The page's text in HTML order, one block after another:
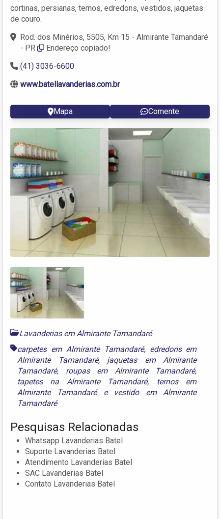
cortinas, persianas, ternos, edredons, vestidos, jaquetas
de couro.
Rod. dos Minérios, 5505, Km 15 - Almirante Tamandaré
- PR
Endereço copiado!
(41) 3036-6600
www.batellavanderias.com.br
Mapa Comente
Lavanderias em Almirante Tamandaré
carpetes em Almirante Tamandaré, edredons em
Almirante Tamandaré, jaquetas em Almirante
Tamandaré, roupas em Almirante Tamandaré,
tapetes na Almirante Tamandaré,
ternos em
Almirante Tamandarée vestido em Almirante
Tamandaré
Pesquisas Relacionadas
Whatsapp Lavanderias Batel
Suporte Lavanderias Batel
Atendimento Lavanderias Batel
SAC Lavanderias Batel
Contato Lavanderias Batel